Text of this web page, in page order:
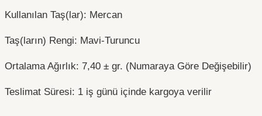
Kullanılan Taş(lar): Mercan
Taş(ların) Rengi: Mavi-Turuncu
Ortalama Ağırlık: 7,40 ± gr. (Numaraya Göre Değişebilir)
Teslimat Süresi: 1 iş günü içinde kargoya verilir